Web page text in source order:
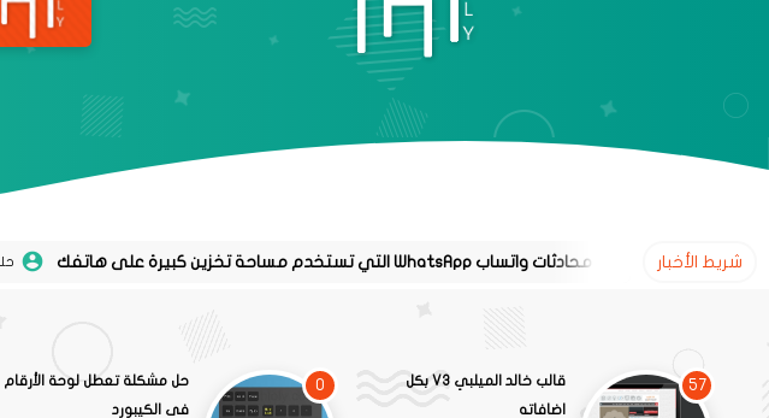
شريط الأخبار
طريقة معرفة محادثات واتساب WhatsApp التي تستخدم مساحة تخزين كبيرة على هاتفك حلولي
57
قالب خالد الميلبي V3 بكل
اضافاته
0
حل مشكلة تعطل لوحة الأرقام
فى الكيبورد